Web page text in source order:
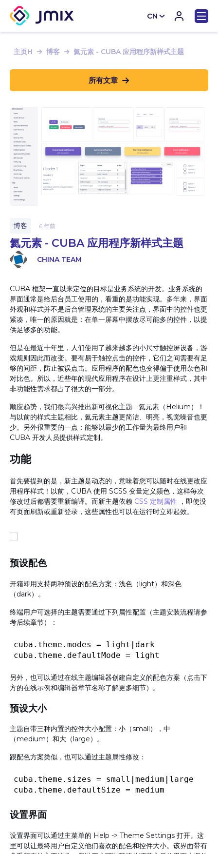
CN
主页H
博客 氦元素 - CUBA 应用程序新样式主题
所有文章
博客 6 年前
氦元素 - CUBA 应用程序新样式主题
CHINA TEAM
CUBA 框架一直以来定位的目标是业务系统的开发。业务系统的
界面通常是给后台员工使用的，看重的是功能实现。多年来，界面
外观和样式并不是后台管理系统的主要关注点，界面中的控件也更
紧凑，唯一的原因就是：在单一屏幕中摆放尽可能多的控件，以提
供足够多的功能。
但是在最近十年里，人们使用了越来越多的小尺寸触控屏设备，游
戏规则因此而改变。要有易于触控点击的控件，它们之间需要有足
够的间距，防止被误点击。应用程序的配色也变得偏于使用杂色和
对比色。所以，近些年的现代应用程序在设计上更注重样式，其中
非功能性需求都占了很大的一部分。
顺应趋势，我们很高兴推出新可视化主题 - 氦元素（Helium）！
与以前的样式主题相比，氦元素主题更简洁、明亮，视觉噪音也更
少。另外很重要的一点：能够以最少的工作量为最终用户和
CUBA 开发人员提供样式定制。
功能
首先要提到的是，新主题是动态的，意味着您可以随时在线更改应
用程序样式！以前，CUBA 使用 SCSS 变量定义颜色，这样每次
修改过后都需要重新编译。而新主题依赖 CSS 定制属性 ，即使没
有页面刷新或重新登录，这些属性也可以在运行时立即起效。
预设配色
开箱即用支持两种预设的配色方案：浅色（light）和深色
（dark）。
终端用户可选择的主题需要通过下列属性配置（主题安装流程请参
考后续章节）：
cuba.theme.modes = light|dark
另外，也可以通过在线主题编辑器创建自定义的配色方案（点击下
方的在线示例和编辑器章节名称了解更多细节）。
预设大小
主题自带三种内置的控件大小配置：小（small），中
（medium）和大（large）。
跟配色方案类似，也可以通过主题属性修改：
cuba.theme.sizes = small|medium|large
设置界面
设置界面可以通过主菜单的 Help -> Theme Settings 打开。这
里可以让最终用户自定义他们喜欢的配色和控件大小。该界面带有